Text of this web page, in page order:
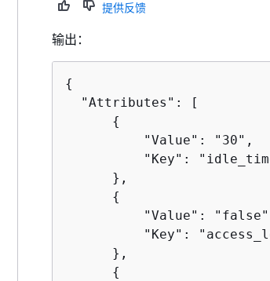
提供反馈
输出：
{
  "Attributes": [
{
          "Value": "30",
"Key":
      },
{
"Value":
"Key":
      },
{